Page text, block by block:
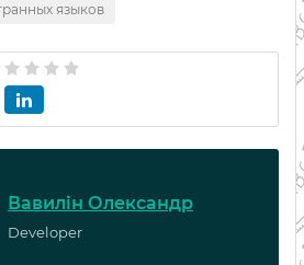
языков
Вавилін Олександр
Developer